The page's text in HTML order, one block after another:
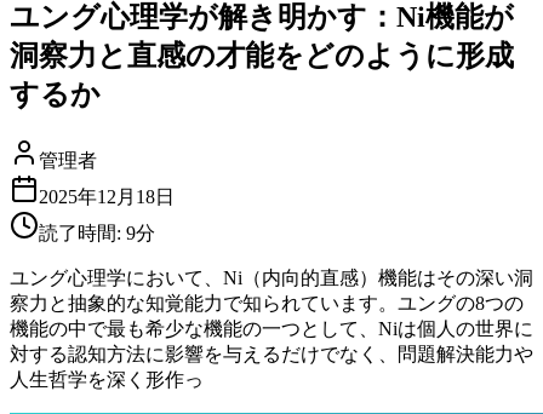
ユング心理学が解き明かす：Ni機能が
洞察力と直感の才能をどのように形成
するか
管理者
2025年12月18日
読了時間: 9分
ユング心理学において、Ni（内向的直感）機能はその深い洞
察力と抽象的な知覚能力で知られています。ユングの8つの
機能の中で最も希少な機能の一つとして、Niは個人の世界に
対する認知方法に影響を与えるだけでなく、問題解決能力や
人生哲学を深く形作っ